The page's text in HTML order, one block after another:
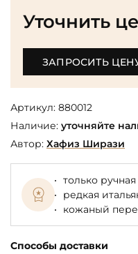
Уточнить
ЗАПРОСИТЬ
Артикул: 880012
Наличие: уточняйте
Автор: Хафиз Ширази
только
редкая
кожаный
Способы доставки